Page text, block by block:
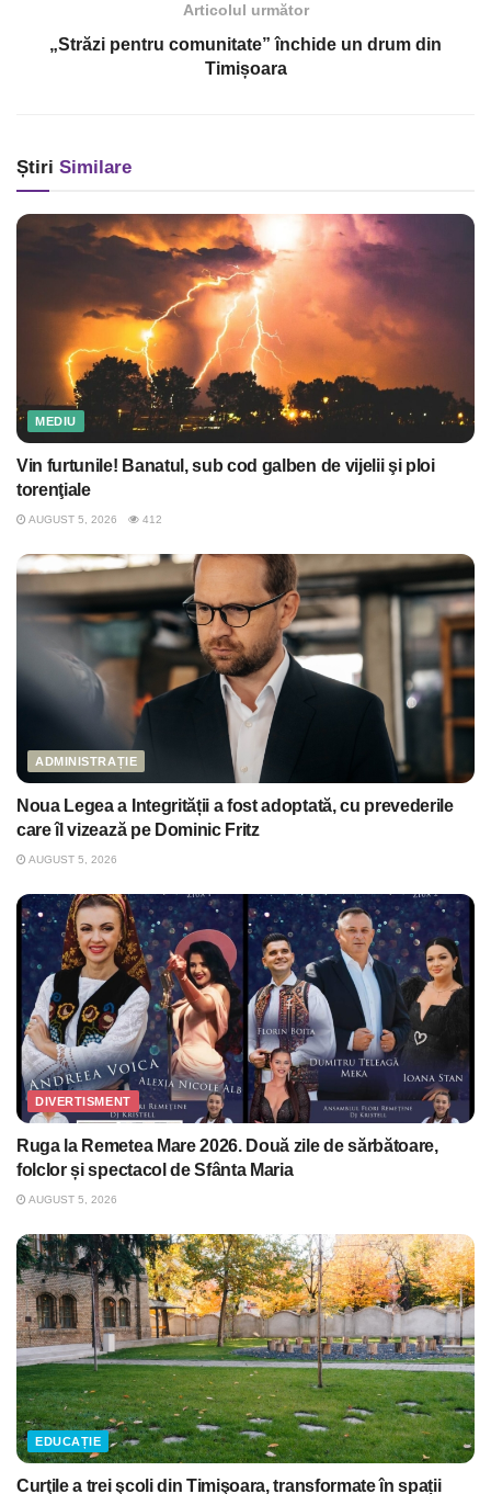
Articolul următor
„Străzi pentru comunitate” închide un drum din
Timișoara
Știri Similare
MEDIU
Vin furtunile! Banatul, sub cod galben de vijelii şi ploi
torenţiale
AUGUST 5, 2026 412
ADMINISTRAȚIE
Noua Legea a Integrității a fost adoptată, cu prevederile
care îl vizează pe Dominic Fritz
AUGUST 5, 2026
DIVERTISMENT
Ruga la Remetea Mare 2026. Două zile de sărbătoare,
folclor și spectacol de Sfânta Maria
AUGUST 5, 2026
EDUCAȚIE
Curţile a trei şcoli din Timişoara, transformate în spații